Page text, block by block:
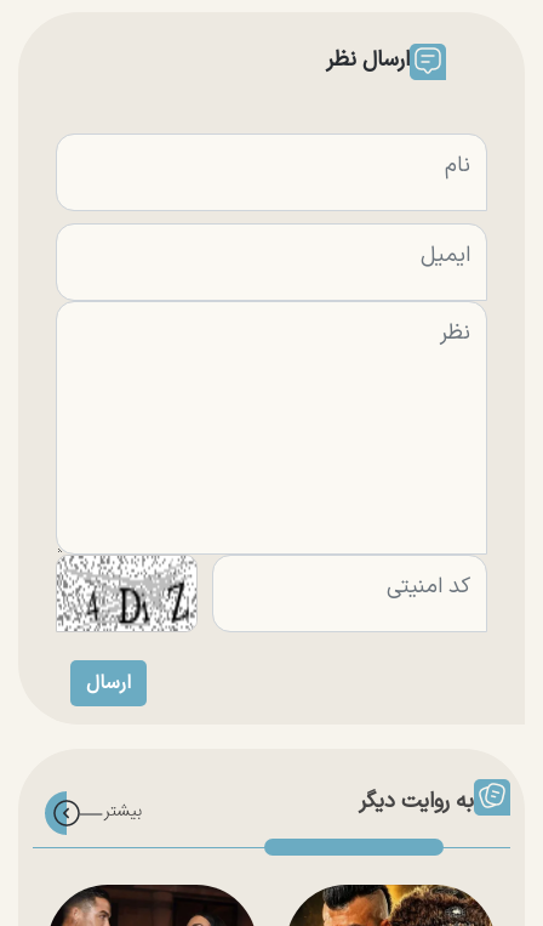
ارسال نظر
به روایت دیگر